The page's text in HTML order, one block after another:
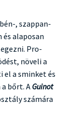
, szappan-
és alaposan
Pro-
növeli a
a sminket és
bőrt. A Guinot
számára